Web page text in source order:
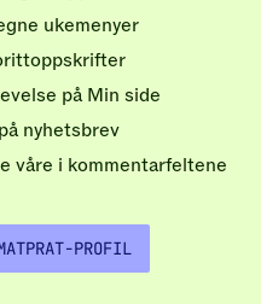
ukemenyer
på Min side
nyhetsbrev
våre i kommentarfeltene
PROFIL